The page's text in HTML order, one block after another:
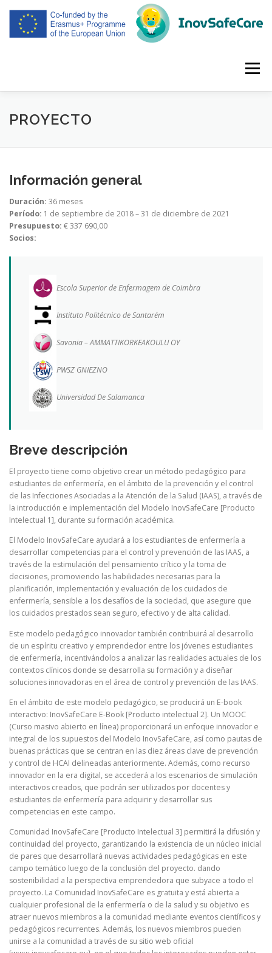
contenido
Menú
CASA PROYECTO
ESPAÑOL
PROYECTO
Información general
Duración: 36 meses
Período: 1 de septiembre de 2018 – 31 de diciembre de 2021
Presupuesto: € 337 690,00
Socios:
Escola Superior de Enfermagem de Coimbra
Instituto Politécnico de Santarém
Savonia – AMMATTIKORKEAKOULU OY
PWSZ GNIEZNO
Universidad De Salamanca
Breve descripción
El proyecto tiene como objetivo crear un método pedagógico para
estudiantes de enfermería, en el ámbito de la prevención y el control
de las Infecciones Asociadas a la Atención de la Salud (IAAS), a través de
la introducción e implementación del Modelo InovSafeCare [Producto
Intelectual 1], durante su formación académica.
El Modelo InovSafeCare ayudará a los estudiantes de enfermería a
desarrollar competencias para el control y prevención de las IAAS, a
través de la estimulación del pensamiento crítico y la toma de
decisiones, promoviendo las habilidades necesarias para la
planificación, implementación y evaluación de los cuidados de
enfermería, sensible a los desafíos de la sociedad, que asegure que
los cuidados prestados sean seguro, efectivo y de alta calidad.
Este modelo pedagógico innovador también contribuirá al desarrollo
de un espíritu creativo y emprendedor entre los jóvenes estudiantes
de enfermería, incentivándolos a analizar las realidades actuales de los
contextos clínicos donde se desarrolla su formación y a diseñar
soluciones innovadoras en el área de control y prevención de las IAAS.
En el ámbito de este modelo pedagógico, se producirá un E-book
interactivo: InovSafeCare E-Book [Producto intelectual 2]. Un MOOC
(Curso masivo abierto en línea) proporcionará un enfoque innovador e
integral de los supuestos del Modelo InovSafeCare, así como pautas de
buenas prácticas que se centran en las diez áreas clave de prevención
y control de HCAI delineadas anteriormente. Además, como recurso
innovador en la era digital, se accederá a los escenarios de simulación
interactivos creados, que podrán ser utilizados por docentes y
estudiantes de enfermería para adquirir y desarrollar sus
competencias en este campo.
Comunidad InovSafeCare [Producto Intelectual 3] permitirá la difusión y
continuidad del proyecto, garantizando la existencia de un núcleo inicial
de pares que desarrollará nuevas actividades pedagógicas en este
campo temático luego de la conclusión del proyecto. dando
sostenibilidad a la perspectiva emprendedora que subyace a todo el
proyecto. La Comunidad InovSafeCare es gratuita y está abierta a
cualquier profesional de la enfermería o de la salud y su objetivo es
atraer nuevos miembros a la comunidad mediante eventos científicos y
pedagógicos recurrentes. Además, los nuevos miembros pueden
unirse a la comunidad a través de su sitio web oficial